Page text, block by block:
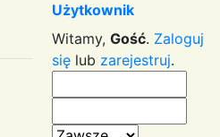
Użytkownik
Witamy, Gość. Zaloguj
się lub zarejestruj.